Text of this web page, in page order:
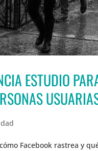
ESTUDIO
Facebook rastrea y